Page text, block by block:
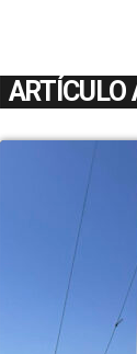
ARTÍCULO